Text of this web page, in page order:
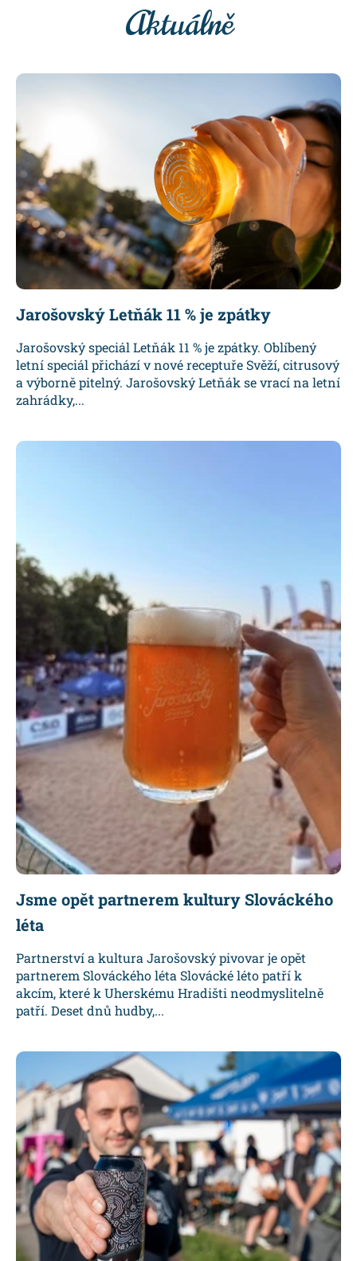
Jarošovský Letňák 11 % je zpátky
Jarošovský speciál Letňák 11 % je zpátky. Oblíbený
letní speciál přichází v nové receptuře Svěží, citrusový
a výborně pitelný. Jarošovský Letňák se vrací na letní
zahrádky,...
Jsme opět partnerem kultury Slováckého
léta
Partnerství a kultura Jarošovský pivovar je opět
partnerem Slováckého léta Slovácké léto patří k
akcím, které k Uherskému Hradišti neodmyslitelně
patří. Deset dnů hudby,...